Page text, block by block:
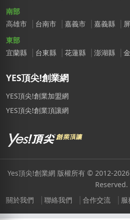
南部
高雄市
台南市 嘉義市 嘉義縣
東部
宜蘭縣
台東縣 花蓮縣 澎湖縣
YES頂尖!創業網
YES頂尖!創業加盟網
YES頂尖!創業頂讓網
Yes頂尖!創業網 版權所有 © 2012-
Reserved.
關於我們
聯絡我們 合作交流 服